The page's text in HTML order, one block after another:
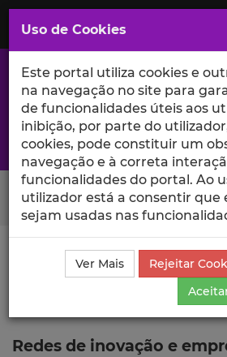
Saltar
para
Conteúdo
Principal
A excelência da investigação e
Search Button
Ciência_Iscte Publicações
Publicação
Redes de inovação e
Uso de Cookies
Este portal utiliza cookies e
na navegação no site para
de funcionalidades úteis aos
inibição, por parte do
cookies, pode constituir um
navegação e à correta
funcionalidades do portal. Ao
utilizador está a consentir que
sejam usadas nas
Ver Mais
Rejeitar